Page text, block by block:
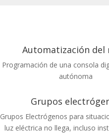
Automatización del
Programación de una consola
autónoma
Grupos
Grupos Electrógenos para
luz eléctrica no llega, incluso